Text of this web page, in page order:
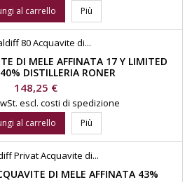
al carrello Più
DI MELE AFFINATA 17 Y LIMITED
DISTILLERIA RONER
Prezzo
148,25 €
escl. costi di spedizione
al carrello Più
DI MELE AFFINATA 43%